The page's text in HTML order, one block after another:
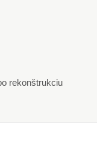
rekonštrukciu